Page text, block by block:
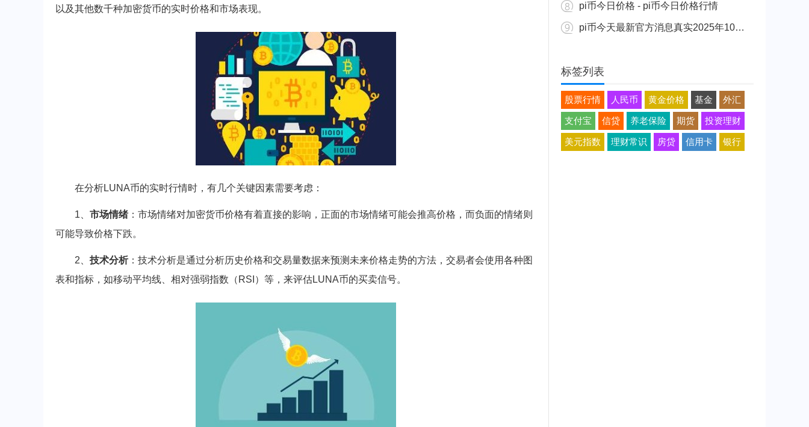
以及其他数千种加密货币的实时价格和市场表现。
在分析LUNA币的实时行情时，有几个关键因素需要考虑：
1、 市场情绪 ：市场情绪对加密货币价格有着直接的影响，正面的市场情绪可能会推高价格，而负面的情绪则
可能导致价格下跌。
2、 技术分析：技术分析是通过分析历史价格和交易量数据来预测未来价格走势的方法，交易者会使用各种图
表和指标，如移动平均线、相对强弱指数（RSI）等，来评估LUNA币的买卖信号。
pi币今日价格 - pi币今日价格行情
pi币今天最新官方消息真实2025年10月 派币今天最新消息介绍
标签列表
股票行情 人民币 黄金价格 基金 外汇
支付宝 信贷 养老保险 期货 投资理财
美元指数 理财常识 房贷 信用卡 银行